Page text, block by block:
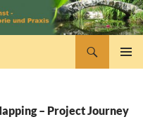
– Project Journey